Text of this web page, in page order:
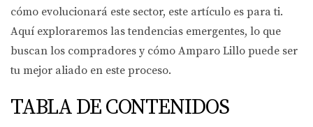
cómo evolucionará este sector, este artículo es para ti.
Aquí exploraremos las tendencias emergentes, lo que
buscan los compradores y cómo Amparo Lillo puede ser
tu mejor aliado en este proceso.
TABLA DE CONTENIDOS